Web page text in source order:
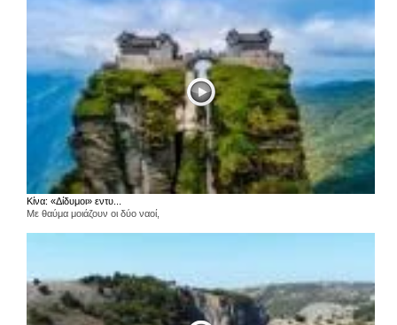
Κίνα: «Δίδυμοι» εντυ...
Με θαύμα μοιάζουν οι δύο ναοί,